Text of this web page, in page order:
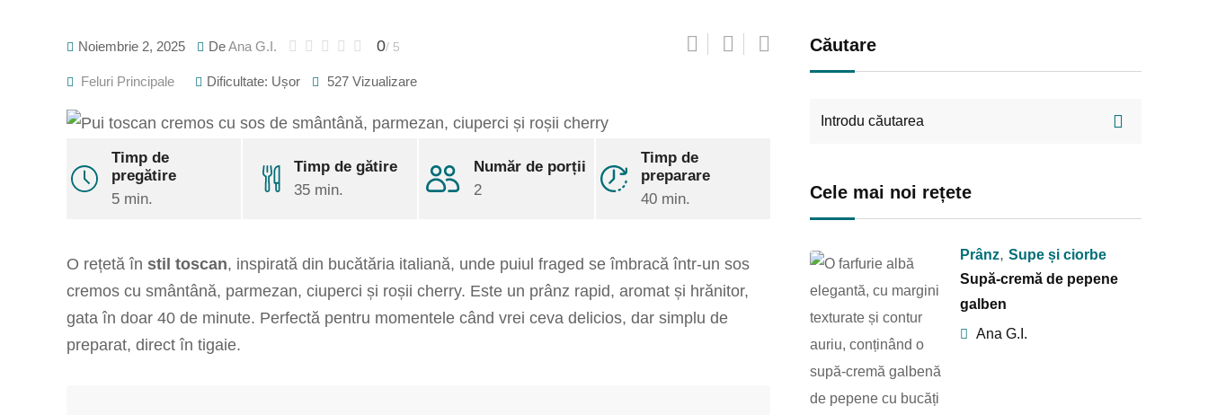
Noiembrie 2, 2025 DeAna G.I. 0/ 5
Feluri Principale Dificultate: Ușor 527 Vizualizare
Timp de
pregătire
5 min.
Timp de gătire
35 min.
Număr de porții
2
Timp de
preparare
40 min.
O rețetă în stil toscan, inspirată din bucătăria italiană, unde puiul fraged se îmbracă într-un sos
cremos cu smântână, parmezan, ciuperci și roșii cherry. Este un prânz rapid, aromat și hrănitor,
gata în doar 40 de minute. Perfectă pentru momentele când vrei ceva delicios, dar simplu de
preparat, direct în tigaie.
Căutare
Cele mai noi rețete
Prânz,Supe și ciorbe
Supă-cremă de pepene
galben
Ana G.I.